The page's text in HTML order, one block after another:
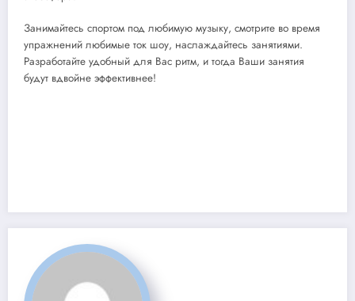
Занимайтесь спортом под любимую музыку, смотрите во время
упражнений любимые ток шоу, наслаждайтесь занятиями.
Разработайте удобный для Вас ритм, и тогда Ваши занятия
будут вдвойне эффективнее!